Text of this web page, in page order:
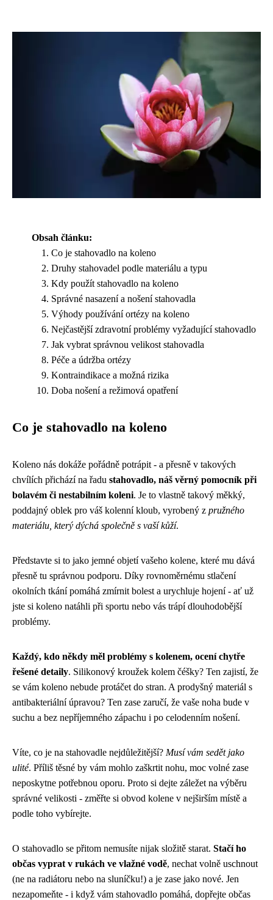
Obsah článku:
Co je stahovadlo na koleno
Druhy stahovadel podle materiálu a typu
Kdy použít stahovadlo na koleno
Správné nasazení a nošení stahovadla
Výhody používání ortézy na koleno
Nejčastější zdravotní problémy vyžadující stahovadlo
Jak vybrat správnou velikost stahovadla
Péče a údržba ortézy
Kontraindikace a možná rizika
Doba nošení a režimová opatření
Co je stahovadlo na koleno
Koleno nás dokáže pořádně potrápit - a přesně v takových
chvílích přichází na řadu stahovadlo, náš věrný pomocník při
bolavém či nestabilním koleni. Je to vlastně takový měkký,
poddajný oblek pro váš kolenní kloub, vyrobený z pružného
materiálu, který dýchá společně s vaší kůží.
Představte si to jako jemné objetí vašeho kolene, které mu dává
přesně tu správnou podporu. Díky rovnoměrnému stlačení
okolních tkání pomáhá zmírnit bolest a urychluje hojení - ať už
jste si koleno natáhli při sportu nebo vás trápí dlouhodobější
problémy.
Každý, kdo někdy měl problémy s kolenem, ocení chytře
řešené detaily. Silikonový kroužek kolem čéšky? Ten zajistí, že
se vám koleno nebude protáčet do stran. A prodyšný materiál s
antibakteriální úpravou? Ten zase zaručí, že vaše noha bude v
suchu a bez nepříjemného zápachu i po celodenním nošení.
Víte, co je na stahovadle nejdůležitější? Musí vám sedět jako
ulité. Příliš těsné by vám mohlo zaškrtit nohu, moc volné zase
neposkytne potřebnou oporu. Proto si dejte záležet na výběru
správné velikosti - změřte si obvod kolene v nejširším místě a
podle toho vybírejte.
O stahovadlo se přitom nemusíte nijak složitě starat. Stačí ho
občas vyprat v rukách ve vlažné vodě, nechat volně uschnout
(ne na radiátoru nebo na sluníčku!) a je zase jako nové. Jen
nezapomeňte - i když vám stahovadlo pomáhá, dopřejte občas